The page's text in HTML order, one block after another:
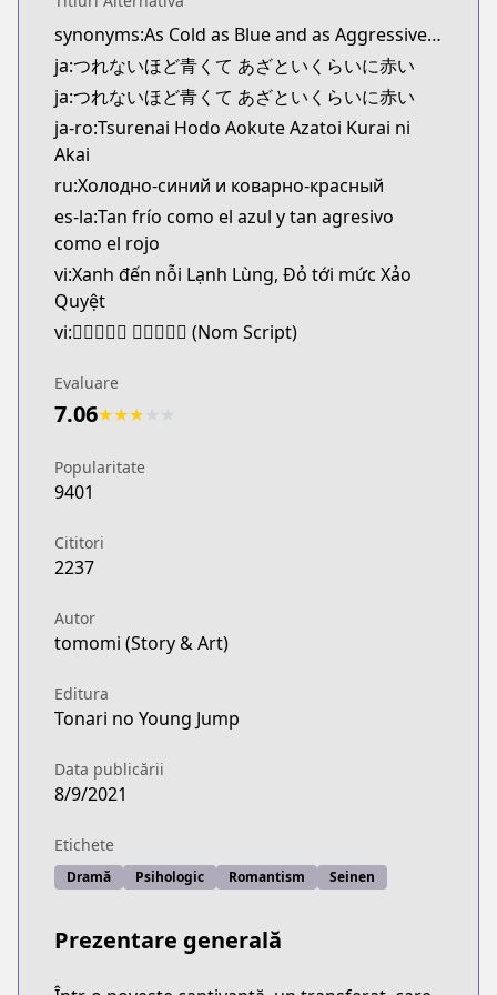
Kitsu
https://kitsu.app/manga/61796
CDJapan
CDJapan
https://www.anime-planet.com/manga/https://
MangaUpdates
MangaUpdates
https://www.mangaupdates.com/
Book☆Walker
Book☆Walker
https://bookwalker.jp/series/336839/list
synonyms:As Cold as Blue and as Aggressive as Red,Cold Blue, Hot Red
ja:つれないほど青くて あざといくらいに赤い
ja:つれないほど青くて あざといくらいに赤い
ja-ro:Tsurenai Hodo Aokute Azatoi Kurai ni
Akai
ru:Холодно-синий и коварно-красный
es-la:Tan frío como el azul y tan agresivo
como el rojo
vi:Xanh đến nỗi Lạnh Lùng, Đỏ tới mức Xảo
Quyệt
vi:𩇢𦤾馁𨗺𡫶 𧹼細墨巧譎 (Nom Script)
Evaluare
7.06★★★
Popularitate
9401
Cititori
2237
Autor
tomomi (Story & Art)
Editura
Tonari no Young Jump
Data publicării
8/9/2021
Etichete
Dramă Psihologic Romantism Seinen
Prezentare generală